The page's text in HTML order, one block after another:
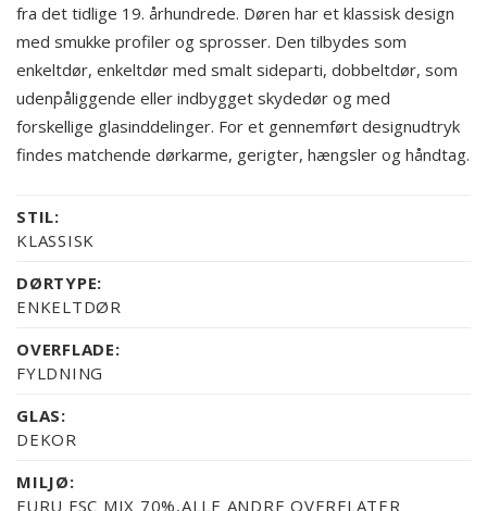
fra det tidlige 19. århundrede. Døren har et klassisk design
med smukke profiler og sprosser. Den tilbydes som
enkeltdør, enkeltdør med smalt sideparti, dobbeltdør, som
udenpåliggende eller indbygget skydedør og med
forskellige glasinddelinger. For et gennemført designudtryk
findes matchende dørkarme, gerigter, hængsler og håndtag.
STIL:
KLASSISK
DØRTYPE:
ENKELTDØR
OVERFLADE:
FYLDNING
GLAS:
DEKOR
MILJØ:
FURU FSC MIX 70%,ALLE ANDRE OVERFLATER